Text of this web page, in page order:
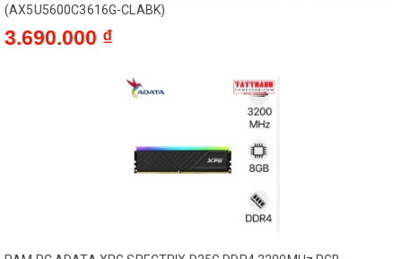
(AX5U5600C3616G-CLABK)
3.690.000 ₫